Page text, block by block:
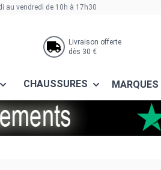
au vendredi de 10h à 17h30
Livraison offerte
dès 30 €
CHAUSSURES MARQUES